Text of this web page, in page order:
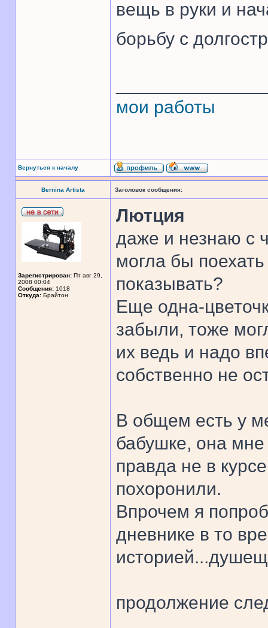
вещь в руки и
борьбу с
мои работы
Вернуться к началу
Bernina Artista Заголовок сообщения:
Зарегистрирован: Пт авг 29,
2008 00:04
Сообщения: 1018
Откуда: Брайтон
Лютция
даже и незнаю с
могла бы
показывать?
Еще одна-
забыли, тоже
их ведь и надо
собственно не
В общем есть у
бабушке, она мне
правда не в
похоронили.
Впрочем я
дневнике в то
продолжение